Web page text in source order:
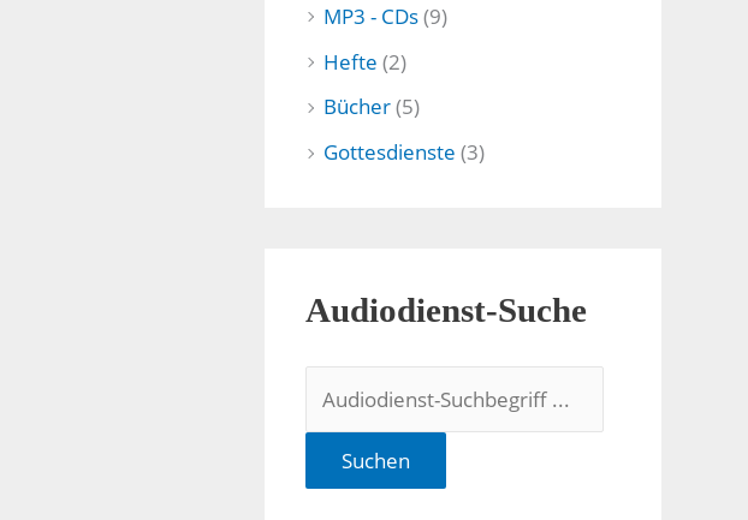
MP3 - CDs(9)
Hefte (2)
Bücher(5)
Gottesdienste (3)
Audiodienst-Suche
Suchen